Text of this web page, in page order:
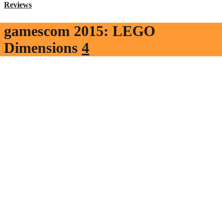
Reviews
gamescom 2015: LEGO
Dimensions 4